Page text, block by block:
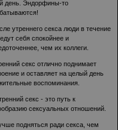
день. Эндорфины-то
утреннего секса люди в течение
себя спокойнее и
чем их коллеги.
секс отлично поднимает
и оставляет на целый день
воспоминания.
секс - это путь к
сексуальных отношений.
подняться ради секса, чем